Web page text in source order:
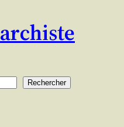
Rechercher